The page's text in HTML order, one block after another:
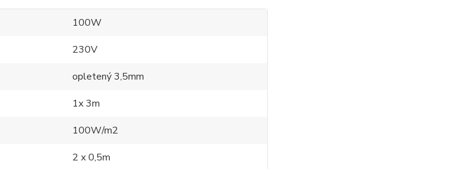
100W
230V
opletený 3,5mm
1x 3m
100W/m2
2 x 0,5m